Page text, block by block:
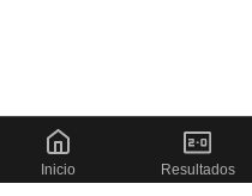
Inicio Resultados